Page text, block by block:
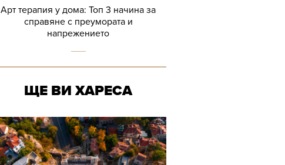
Арт терапия у дома: Топ 3 начина за
справяне с преумората и
напрежението
ЩЕ ВИ ХАРЕСА